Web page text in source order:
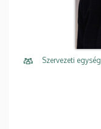
Szervezeti egység